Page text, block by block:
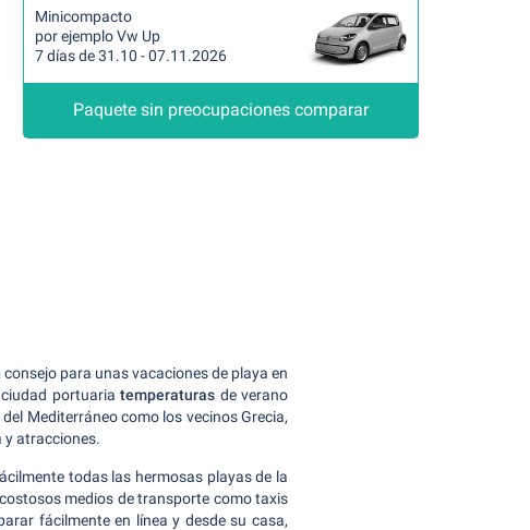
Minicompacto
por ejemplo Vw Up
7 días de 31.10 - 07.11.2026
Paquete sin preocupaciones comparar
consejo para unas vacaciones de playa en
portuariatemperaturas de verano
Mediterráneo como los vecinos Grecia,
y atracciones.
todas las hermosas playas de la
medios de transporte como taxis
fácilmente en línea y desde su casa,